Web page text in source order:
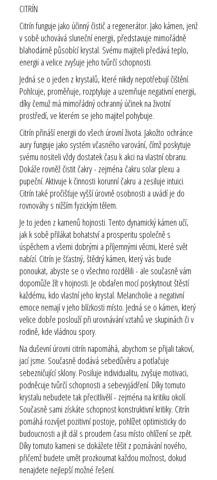
CITRÍN
Citrín funguje jako účinný čistič a regenerátor. Jako kámen, jenž
v sobě uchovává sluneční energii, představuje mimořádně
blahodárně působící krystal. Svému majiteli předává teplo,
energii a velice zvyšuje jeho tvůrčí schopnosti.
Jedná se o jeden z krystalů, které nikdy nepotřebují čištění.
Pohlcuje, proměňuje, rozptyluje a uzemňuje negativní energii,
díky čemuž má mimořádný ochranný účinek na životní
prostředí, ve kterém se jeho majitel pohybuje.
Citrín přináší energii do všech úrovní života. Jakožto ochránce
aury funguje jako systém včasného varování, čímž poskytuje
svému nositeli vždy dostatek času k akci na vlastní obranu.
Dokáže rovněž čistit čakry - zejména čakru solar plexu a
pupeční. Aktivuje k činnosti korunní čakru a zesiluje intuici.
Citrín také pročišťuje vyšší úrovně osobnosti a uvádí je do
rovnováhy s nižším fyzickým tělem.
Je to jeden z kamenů hojnosti. Tento dynamický kámen učí,
jak k sobě přilákat bohatství a prosperitu společně s
úspěchem a všemi dobrými a příjemnými věcmi, které svět
nabízí. Citrín je šťastný, štědrý kámen, který vás bude
ponoukat, abyste se o všechno rozdělili - ale současně vám
dopomůže žít v hojnosti. Je obdařen mocí poskytnout štěstí
každému, kdo vlastní jeho krystal. Melancholie a negativní
emoce nemají v jeho blízkosti místo. Jedná se o kámen, který
velice dobře poslouží při urovnávání vztahů ve skupinách či v
rodině, kde vládnou spory.
Na duševní úrovni citrín napomáhá, abychom se přijali takoví,
jací jsme. Současně dodává sebedůvěru a potlačuje
sebezničující sklony. Posiluje individualitu, zvyšuje motivaci,
podněcuje tvůrčí schopnosti a sebevyjádření. Díky tomuto
krystalu nebudete tak přecitlivělí - zejména na kritiku okolí.
Současně sami získáte schopnost konstruktivní kritiky. Citrín
pomáhá rozvíjet pozitivní postoje, pohlížet optimisticky do
budoucnosti a jít dál s proudem času místo ohlížení se zpět.
Díky tomuto kameni se dokážete těšit z poznávání nového,
přičemž budete umět prozkoumat každou možnost, dokud
nenajdete nejlepší možné řešení.